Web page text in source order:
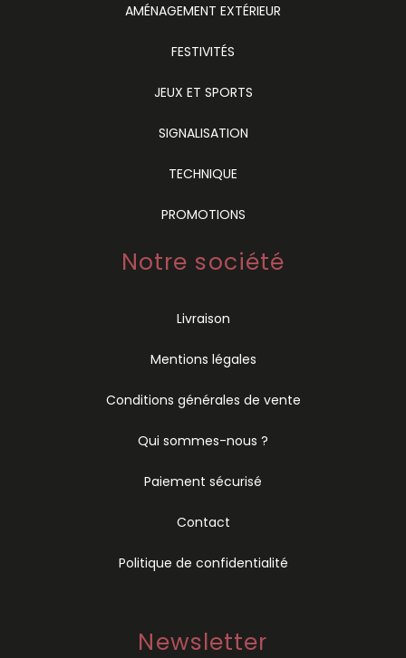
AMÉNAGEMENT EXTÉRIEUR
FESTIVITÉS
JEUX ET SPORTS
SIGNALISATION
TECHNIQUE
PROMOTIONS
Notre société
Livraison
Mentions légales
Conditions générales de vente
Qui sommes-nous ?
Paiement sécurisé
Contact
Politique de confidentialité
Newsletter